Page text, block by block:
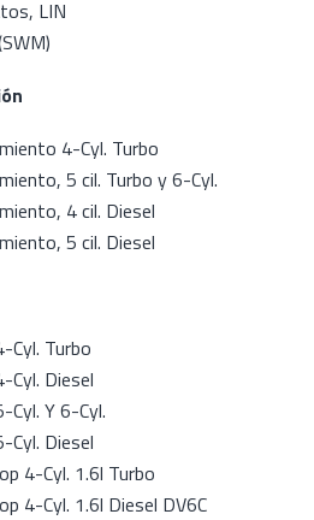
LIN
4-Cyl. Turbo
5 cil. Turbo y 6-Cyl.
4 cil. Diesel
5 cil. Diesel
Cyl. Turbo
Cyl. Diesel
Cyl. Y 6-Cyl.
Cyl. Diesel
4-Cyl. 1.6l Turbo
4-Cyl. 1.6l Diesel DV6C